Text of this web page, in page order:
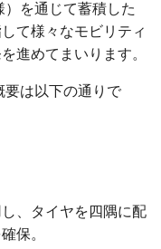
）を通じて蓄積した
て様々なモビリティ
進めてまいります。
要は以下の通りで
、タイヤを四隅に配
保。